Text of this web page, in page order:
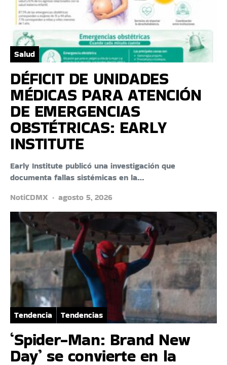
Salud
DÉFICIT DE UNIDADES
MÉDICAS PARA ATENCIÓN
DE EMERGENCIAS
OBSTÉTRICAS: EARLY
INSTITUTE
Early Institute publicó una investigación que
documenta fallas sistémicas en la…
NotiCDMX
agosto 5, 2026
Tendencia Tendencias
‘Spider-Man: Brand New
Day’ se convierte en la